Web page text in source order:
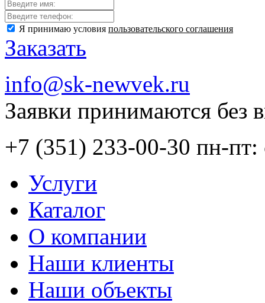
Я принимаю условия пользовательского соглашения
Заказать
info@sk-newvek.ru
Заявки принимаются без
+7 (351) 233-00-30 пн-пт:
Услуги
Каталог
О компании
Наши клиенты
Наши объекты